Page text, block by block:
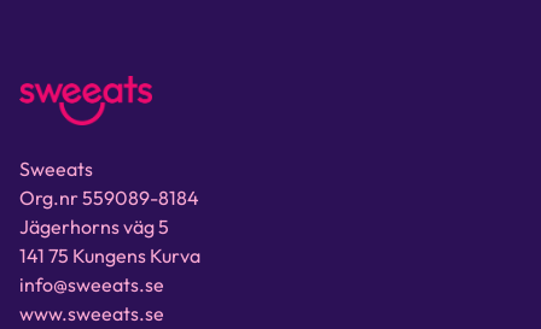
Sweeats
Org.nr 559089-8184
Jägerhorns väg 5
141 75 Kungens Kurva
info@sweeats.se
www.sweeats.se